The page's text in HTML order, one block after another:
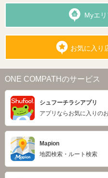
Myエ
お気に入り
ONE COMPATHのサービス
シュフーチラシアプリ
アプリならお気に入りの
Mapion
地図検索・ルート検索